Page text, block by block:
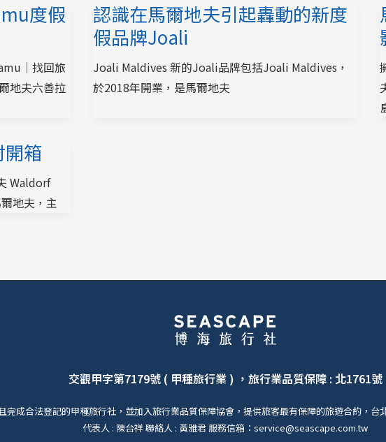
度假
｜找回旅
地夫六善拉
認識在馬爾地夫引起轟動的新度
假品牌Joali
Joali Maldives 新的Joali品牌包括Joali Maldives，
於2018年開業，是馬爾地夫
箱
Waldorf
地夫，主
交觀甲字第7179號 ( 甲種旅行業 ) ，旅行業品質保障 : 北1761號
完成合法登記的甲種旅行社，並加入旅行業品質保障協會，提供旅客最有保障的旅遊合約，台
代表人 : 陳台祥 聯絡人 : 黃雅君 服務信箱：service@seascape.com.tw